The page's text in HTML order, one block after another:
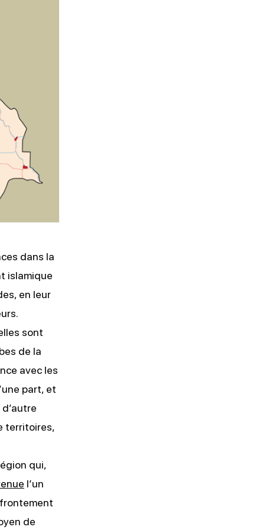
dans la
islamique
en leur
sont
de la
avec les
part, et
territoires,
qui,
l’un
de